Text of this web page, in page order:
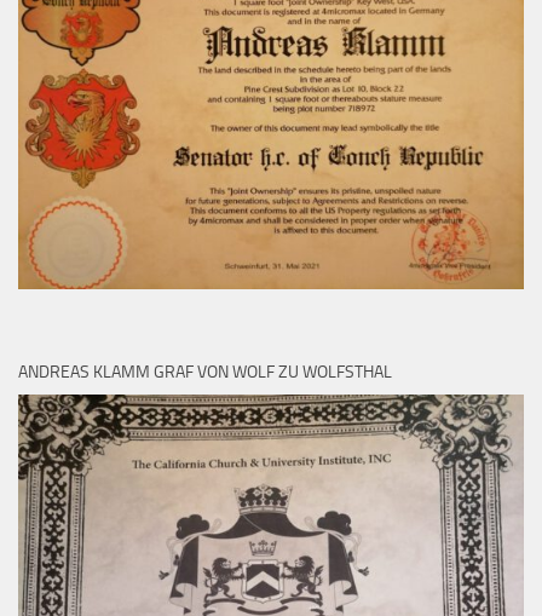
ANDREAS KLAMM GRAF VON WOLF ZU WOLFSTHAL